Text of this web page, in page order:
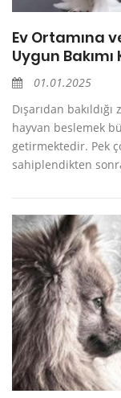
Ev Ortamına
Uygun
01.01.2025
Dışarıdan
hayvan beslemek
getirmektedir. Pek
sahiplendikten